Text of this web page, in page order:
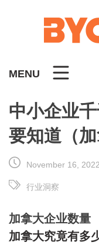
MENU
中小企业
要知道（加
November 16, 2022
行业洞察
加拿大企业数量
加拿大究竟有多